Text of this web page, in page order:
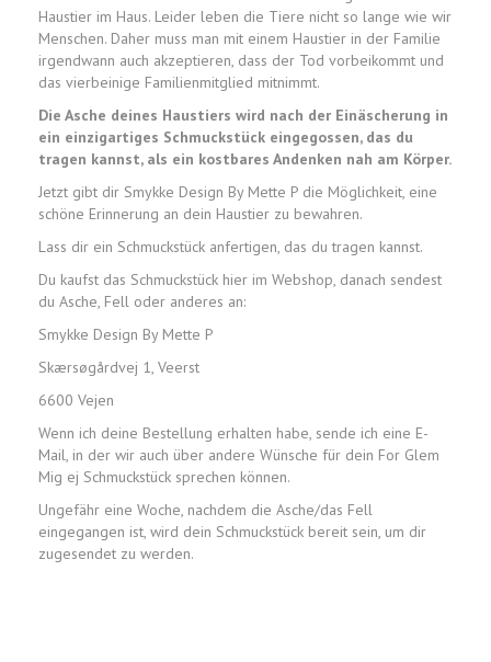
Haustier im Haus. Leider leben die Tiere nicht so lange wie wir
Menschen. Daher muss man mit einem Haustier in der Familie
irgendwann auch akzeptieren, dass der Tod vorbeikommt und
das vierbeinige Familienmitglied mitnimmt.
Die Asche deines Haustiers wird nach der Einäscherung in
ein einzigartiges Schmuckstück eingegossen, das du
tragen kannst, als ein kostbares Andenken nah am Körper.
Jetzt gibt dir Smykke Design By Mette P die Möglichkeit, eine
schöne Erinnerung an dein Haustier zu bewahren.
Lass dir ein Schmuckstück anfertigen, das du tragen kannst.
Du kaufst das Schmuckstück hier im Webshop, danach sendest
du Asche, Fell oder anderes an:
Smykke Design By Mette P
Skærsøgårdvej 1, Veerst
6600 Vejen
Wenn ich deine Bestellung erhalten habe, sende ich eine E-
Mail, in der wir auch über andere Wünsche für dein For Glem
Mig ej Schmuckstück sprechen können.
Ungefähr eine Woche, nachdem die Asche/das Fell
eingegangen ist, wird dein Schmuckstück bereit sein, um dir
zugesendet zu werden.